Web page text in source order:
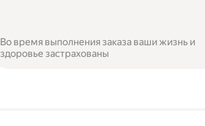
Во время выполнения заказа ваши жизнь и
здоровье застрахованы